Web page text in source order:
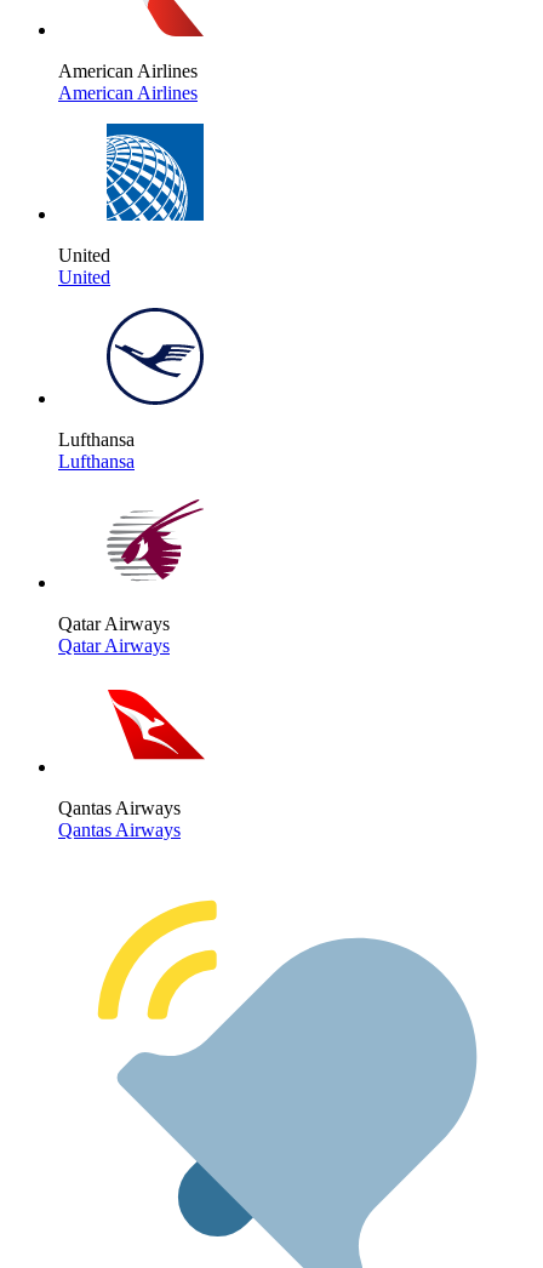
American Airlines
American Airlines
United
United
Lufthansa
Lufthansa
Qatar Airways
Qatar Airways
Qantas Airways
Qantas Airways